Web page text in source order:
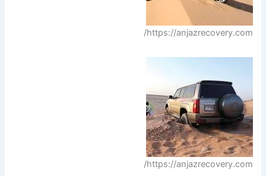
https://anjazrecovery.com/
https://anjazrecovery.com/